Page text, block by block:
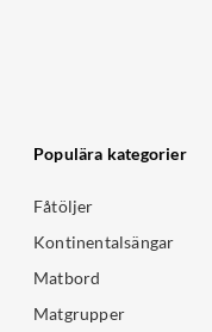
Populära kategorier
Fåtöljer
Kontinentalsängar
Matbord
Matgrupper